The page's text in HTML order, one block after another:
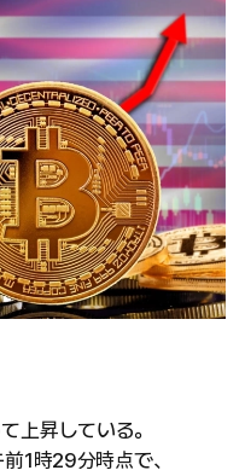
上昇している。
1時29分時点で、